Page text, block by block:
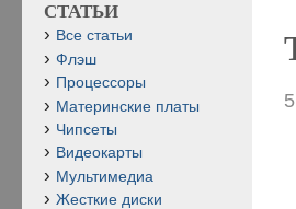
СТАТЬИ
Все статьи
Флэш
Процессоры
Материнские платы
Чипсеты
Видеокарты
Мультимедиа
Жесткие диски